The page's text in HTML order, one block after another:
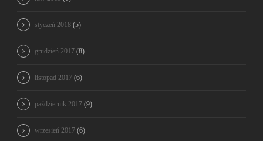
styczeń 2018 (5)
grudzień 2017 (8)
listopad 2017 (6)
październik 2017 (9)
wrzesień 2017 (6)